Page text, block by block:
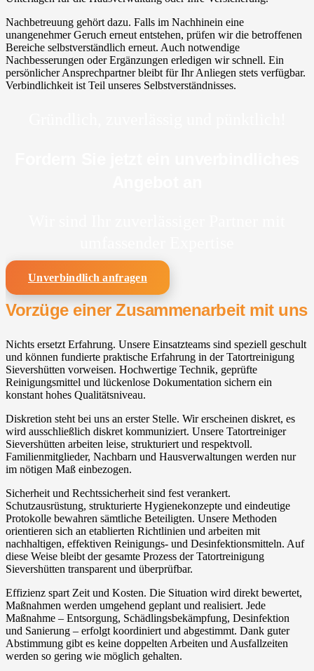
Nachbetreuung gehört dazu. Falls im Nachhinein eine
unangenehmer Geruch erneut entstehen, prüfen wir die betroffenen
Bereiche selbstverständlich erneut. Auch notwendige
Nachbesserungen oder Ergänzungen erledigen wir schnell. Ein
persönlicher Ansprechpartner bleibt für Ihr Anliegen stets verfügbar.
Verbindlichkeit ist Teil unseres Selbstverständnisses.
Unverbindlich anfragen
Vorzüge einer Zusammenarbeit mit uns
Nichts ersetzt Erfahrung. Unsere Einsatzteams sind speziell geschult
und können fundierte praktische Erfahrung in der Tatortreinigung
Sievershütten vorweisen. Hochwertige Technik, geprüfte
Reinigungsmittel und lückenlose Dokumentation sichern ein
konstant hohes Qualitätsniveau.
Diskretion steht bei uns an erster Stelle. Wir erscheinen diskret, es
wird ausschließlich diskret kommuniziert. Unsere Tatortreiniger
Sievershütten arbeiten leise, strukturiert und respektvoll.
Familienmitglieder, Nachbarn und Hausverwaltungen werden nur
im nötigen Maß einbezogen.
Sicherheit und Rechtssicherheit sind fest verankert.
Schutzausrüstung, strukturierte Hygienekonzepte und eindeutige
Protokolle bewahren sämtliche Beteiligten. Unsere Methoden
orientieren sich an etablierten Richtlinien und arbeiten mit
nachhaltigen, effektiven Reinigungs- und Desinfektionsmitteln. Auf
diese Weise bleibt der gesamte Prozess der Tatortreinigung
Sievershütten transparent und überprüfbar.
Effizienz spart Zeit und Kosten. Die Situation wird direkt bewertet,
Maßnahmen werden umgehend geplant und realisiert. Jede
Maßnahme – Entsorgung, Schädlingsbekämpfung, Desinfektion
und Sanierung – erfolgt koordiniert und abgestimmt. Dank guter
Abstimmung gibt es keine doppelten Arbeiten und Ausfallzeiten
werden so gering wie möglich gehalten.